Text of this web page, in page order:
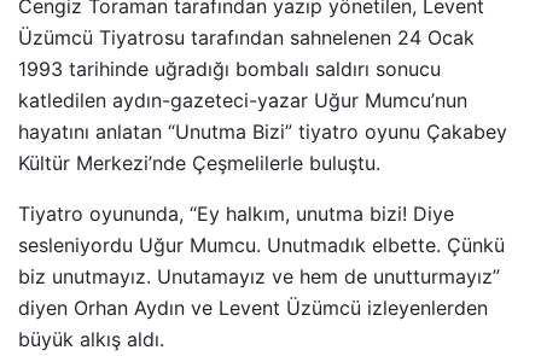
Cengiz Toraman tarafından yazıp yönetilen, Levent
Üzümcü Tiyatrosu tarafından sahnelenen 24 Ocak
1993 tarihinde uğradığı bombalı saldırı sonucu
katledilen aydın-gazeteci-yazar Uğur Mumcu’nun
hayatını anlatan “Unutma Bizi” tiyatro oyunu Çakabey
Kültür Merkezi’nde Çeşmelilerle buluştu.
Tiyatro oyununda, “Ey halkım, unutma bizi! Diye
sesleniyordu Uğur Mumcu. Unutmadık elbette. Çünkü
biz unutmayız. Unutamayız ve hem de unutturmayız”
diyen Orhan Aydın ve Levent Üzümcü izleyenlerden
büyük alkış aldı.